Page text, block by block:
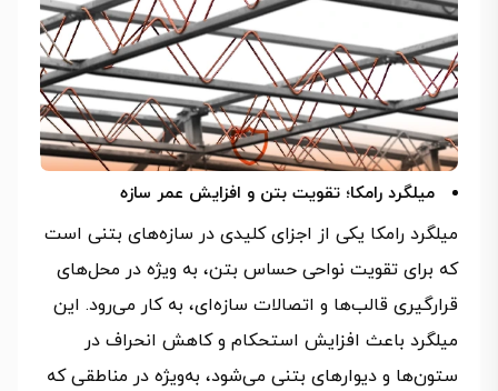
میلگرد رامکا؛ تقویت بتن و افزایش عمر سازه
میلگرد رامکا یکی از اجزای کلیدی در سازه‌های بتنی است
که برای تقویت نواحی حساس بتن، به ویژه در محل‌های
قرارگیری قالب‌ها و اتصالات سازه‌ای، به کار می‌رود. این
میلگرد باعث افزایش استحکام و کاهش انحراف در
ستون‌ها و دیوارهای بتنی می‌شود، به‌ویژه در مناطقی که